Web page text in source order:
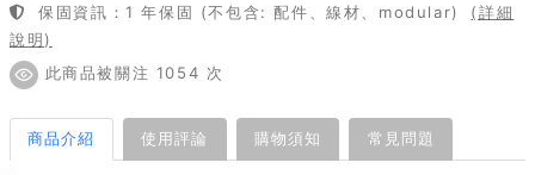
保固資訊：1 年保固 (不包含: 配件、線材、modular)
(詳細
說明)
此商品被關注 1054 次
商品介紹 使用評論 購物須知 常見問題